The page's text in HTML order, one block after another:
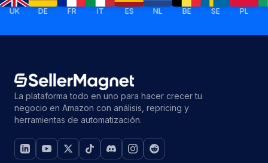
DE FR IT ES NL BE SE PL IE
La plataforma todo en uno para hacer crecer tu
negocio en Amazon con análisis, repricing y
herramientas de automatización.